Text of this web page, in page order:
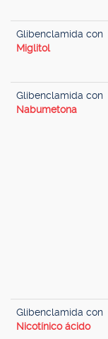
Glibenclamida con
Miglitol
Glibenclamida con
Nabumetona
Glibenclamida con
Nicotínico ácido